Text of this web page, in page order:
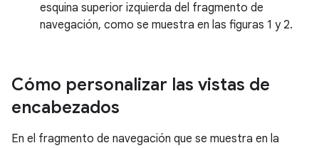
esquina superior izquierda del fragmento de
navegación, como se muestra en las figuras 1 y 2.
Cómo personalizar las vistas de
encabezados
En el fragmento de navegación que se muestra en la